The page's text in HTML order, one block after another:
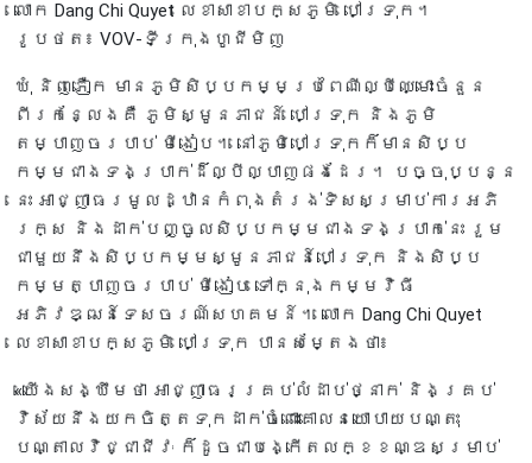
លោក Dang Chi Quyet លេខាសាខាបក្សភូមិ បៅទ្រុក។
រូបថត៖ VOV-ទីក្រុងហូជីមិញ
ឃុំ និញភឿក មានភូមិសិប្បកម្មប្រពៃណីល្បីឈ្មោះចំនួន
ពីរកន្លែងគឺ ភូមិស្មូនភាជន៍ បៅទ្រុក និងភូមិ
តម្បាញចរបាប់ មីងៀប។ នៅភូមិបៅទ្រុកក៏មានសិប្ប
កម្មជាងទងប្រាក់ដ៏ល្បីល្បាញផងដែរ។ បច្ចុប្បន្ន
នេះ អាជ្ញាធរមូលដ្ឋានកំពុងតំរង់ទិសសម្រាប់ការអភិ
រក្ស និងដាក់បញ្ចូលសិប្បកម្មជាងទងប្រាក់នេះ រួម
ជាមួយនឹងសិប្បកម្មស្មូនភាជន៍បៅទ្រុក និងសិប្ប
កម្មត្បាញចរបាប់ មីងៀប ទៅក្នុងកម្មវិធី
អភិវឌ្ឍន៍ទេសចរណ៍សហគមន៍។ លោក Dang Chi Quyet
លេខាសាខាបក្សភូមិ បៅទ្រុក បានសម្តែងថា៖
«យើងសង្ឃឹមថា អាជ្ញាធរគ្រប់លំដាប់ថ្នាក់ និងគ្រប់
វិស័យនឹងយកចិត្តទុកដាក់ចំពោះគោលនយោបាយបណ្តុះ
បណ្តាលវិជ្ជាជីវៈ ក៏ដូចជាបង្កើតលក្ខខណ្ឌសម្រាប់